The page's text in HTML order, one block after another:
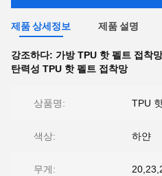
제품 상세정보 제품 설명
강조하다: 가방 TPU 핫 펠트 접착망
탄력성 TPU 핫 펠트 접착망
상품명: TPU
색상: 하얀
무게: